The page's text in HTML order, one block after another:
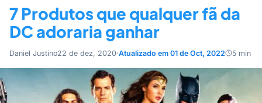
7 Produtos que qualquer fã da
DC adoraria ganhar
Daniel Justino22 de dez, 2020·Atualizado em 01 de Oct, 2022 5 min